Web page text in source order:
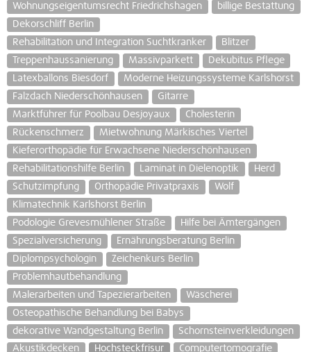
Wohnungseigentumsrecht Friedrichshagen
billige Bestattung
Dekorschliff Berlin
Rehabilitation und Integration Suchtkranker
Blitzer
Treppenhaussanierung
Massivparkett
Dekubitus Pflege
Latexballons Biesdorf
Moderne Heizungssysteme Karlshorst
Falzdach Niederschönhausen
Gitarre
Marktführer für Poolbau Desjoyaux
Cholesterin
Rückenschmerz
Mietwohnung Märkisches Viertel
Kieferorthopädie für Erwachsene Niederschönhausen
Rehabilitationshilfe Berlin
Laminat in Dielenoptik
Herd
Schutzimpfung
Orthopädie Privatpraxis
Wolf
Klimatechnik Karlshorst Berlin
Podologie Grevesmühlener Straße
Hilfe bei Ämtergängen
Spezialversicherung
Ernährungsberatung Berlin
Diplompsychologin
Zeichenkurs Berlin
Problemhautbehandlung
Malerarbeiten und Tapezierarbeiten
Wäscherei
Osteopathische Behandlung bei Babys
dekorative Wandgestaltung Berlin
Schornsteinverkleidungen
Akustikdecken
Hochsteckfrisur
Computertomografie